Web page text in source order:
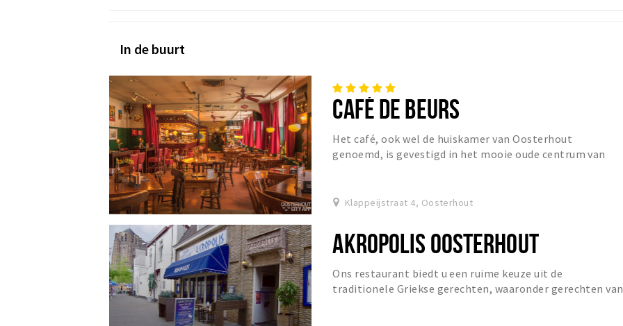
In de buurt
CAFÉ DE BEURS
Het café, ook wel de huiskamer van Oosterhout
genoemd, is gevestigd in het mooie oude centrum van
Klappeijstraat 4, Oosterhout
AKROPOLIS OOSTERHOUT
Ons restaurant biedt u een ruime keuze uit de
traditionele Griekse gerechten, waaronder gerechten van